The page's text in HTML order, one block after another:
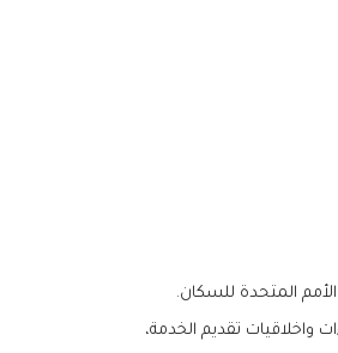
المتحدة للسكان.
واخلاقيات تقديم الخدمة،